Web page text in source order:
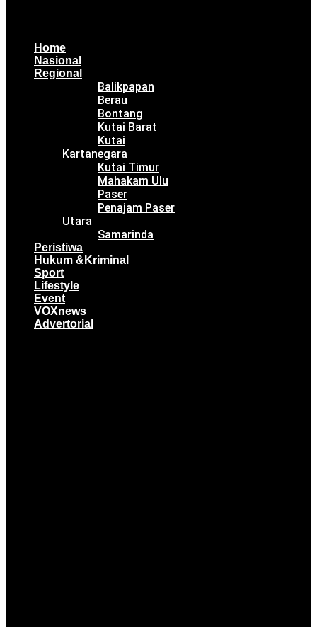
Home
Nasional
Regional
Balikpapan
Berau
Bontang
Kutai Barat
Kutai
Kartanegara
Kutai Timur
Mahakam Ulu
Paser
Penajam Paser
Utara
Samarinda
Peristiwa
Hukum &Kriminal
Sport
Lifestyle
Event
VOXnews
Advertorial